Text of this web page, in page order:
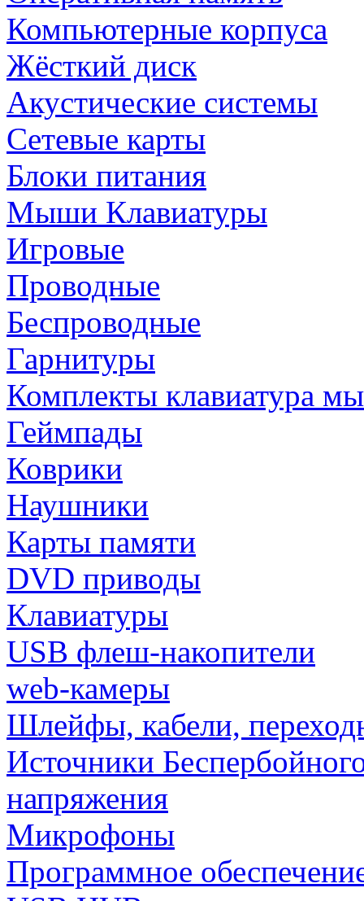
Компьютерные корпуса
Жёсткий диск
Акустические системы
Сетевые карты
Блоки питания
Мыши Клавиатуры
Игровые
Проводные
Беспроводные
Гарнитуры
Комплекты клавиатура
Геймпады
Коврики
Наушники
Карты памяти
DVD приводы
Клавиатуры
USB флеш-накопители
web-камеры
Шлейфы, кабели,
Источники
напряжения
Микрофоны
Программное